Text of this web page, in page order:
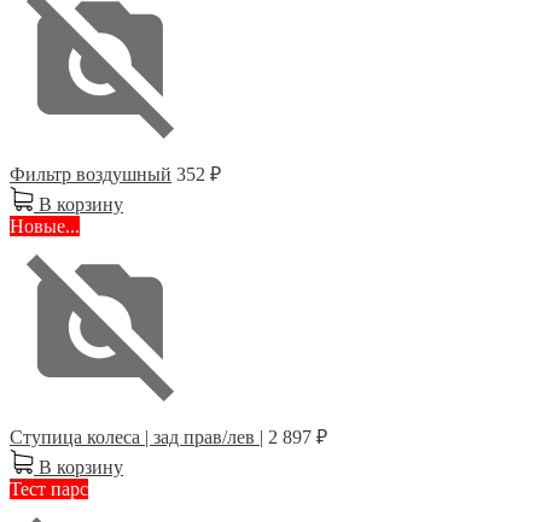
Фильтр воздушный 352 ₽
В корзину
Новые...
Ступица колеса | зад прав/лев | 2 897 ₽
В корзину
Тест парс